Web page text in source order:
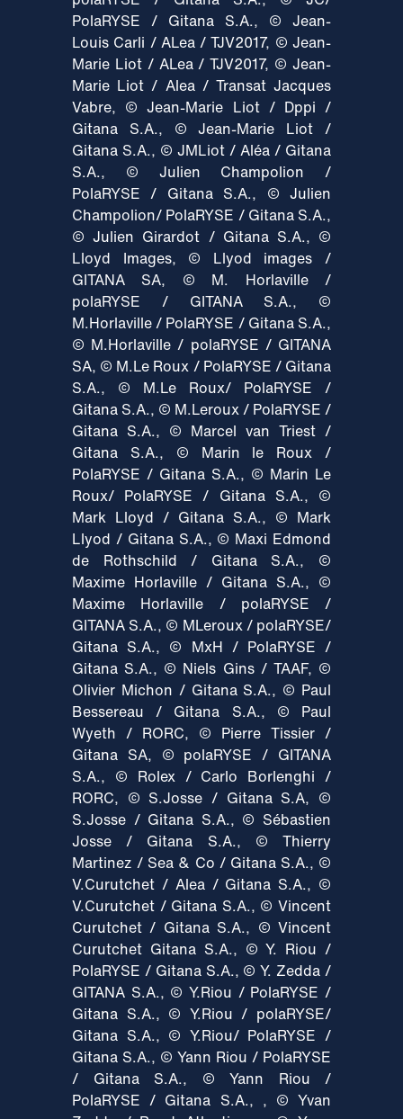
PolaRYSE / Gitana S.A., © Jean-
Louis Carli / ALea / TJV2017, © Jean-
Marie Liot / ALea / TJV2017, © Jean-
Marie Liot / Alea / Transat Jacques
Vabre, © Jean-Marie Liot / Dppi /
Gitana S.A., © Jean-Marie Liot /
Gitana S.A., © JMLiot / Aléa / Gitana
S.A., © Julien Champolion /
PolaRYSE / Gitana S.A., © Julien
Champolion/ PolaRYSE / Gitana S.A.,
© Julien Girardot / Gitana S.A., ©
Lloyd Images, © Llyod images /
GITANA SA, © M. Horlaville /
polaRYSE / GITANA S.A., ©
M.Horlaville / PolaRYSE / Gitana S.A.,
© M.Horlaville / polaRYSE / GITANA
SA, © M.Le Roux / PolaRYSE / Gitana
S.A., © M.Le Roux/ PolaRYSE /
Gitana S.A., © M.Leroux / PolaRYSE /
Gitana S.A., © Marcel van Triest /
Gitana S.A., © Marin le Roux /
PolaRYSE / Gitana S.A., © Marin Le
Roux/ PolaRYSE / Gitana S.A., ©
Mark Lloyd / Gitana S.A., © Mark
Llyod / Gitana S.A., © Maxi Edmond
de Rothschild / Gitana S.A., ©
Maxime Horlaville / Gitana S.A., ©
Maxime Horlaville / polaRYSE /
GITANA S.A., © MLeroux / polaRYSE/
Gitana S.A., © MxH / PolaRYSE /
Gitana S.A., © Niels Gins / TAAF, ©
Olivier Michon / Gitana S.A., © Paul
Bessereau / Gitana S.A., © Paul
Wyeth / RORC, © Pierre Tissier /
Gitana SA, © polaRYSE / GITANA
S.A., © Rolex / Carlo Borlenghi /
RORC, © S.Josse / Gitana S.A, ©
S.Josse / Gitana S.A., © Sébastien
Josse / Gitana S.A., © Thierry
Martinez / Sea & Co / Gitana S.A., ©
V.Curutchet / Alea / Gitana S.A., ©
V.Curutchet / Gitana S.A., © Vincent
Curutchet / Gitana S.A., © Vincent
Curutchet Gitana S.A., © Y. Riou /
PolaRYSE / Gitana S.A., © Y. Zedda /
GITANA S.A., © Y.Riou / PolaRYSE /
Gitana S.A., © Y.Riou / polaRYSE/
Gitana S.A., © Y.Riou/ PolaRYSE /
Gitana S.A., © Yann Riou / PolaRYSE
/ Gitana S.A., © Yann Riou /
PolaRYSE / Gitana S.A., , © Yvan